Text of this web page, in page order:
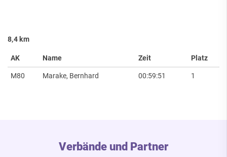
8,4 km
AK Name Zeit Platz
M80 Marake, Bernhard 00:59:51 1
Verbände und Partner